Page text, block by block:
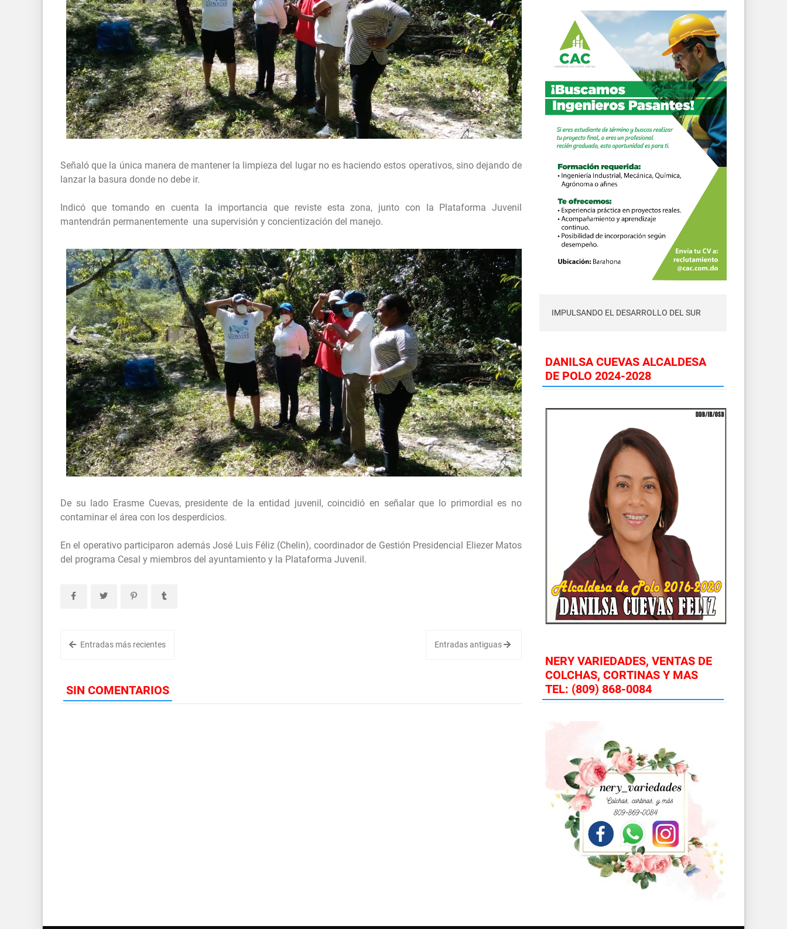
Señaló que la única manera de mantener la limpieza del lugar no es haciendo estos operativos, sino dejando de
lanzar la basura donde no debe ir.
Indicó que tomando en cuenta la importancia que reviste esta zona, junto con la Plataforma Juvenil
mantendrán permanentemente una supervisión y concientización del manejo.
De su lado Erasme Cuevas, presidente de la entidad juvenil, coincidió en señalar que lo primordial es no
contaminar el área con los desperdicios.
En el operativo participaron además José Luis Féliz (Chelin), coordinador de Gestión Presidencial Eliezer Matos
del programa Cesal y miembros del ayuntamiento y la Plataforma Juvenil.
Entradas más recientes Entradas antiguas
SIN COMENTARIOS
IMPULSANDO EL DESARROLLO DEL SUR
DANILSA CUEVAS ALCALDESA
DE POLO 2024-2028
NERY VARIEDADES, VENTAS DE
COLCHAS, CORTINAS Y MAS
TEL: (809) 868-0084